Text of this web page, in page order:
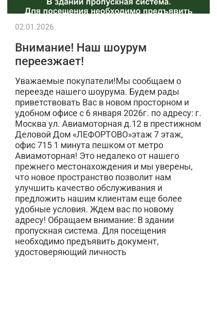
Внимание! Наш шоурум
переезжает!
Уважаемые покупатели!Мы сообщаем о
переезде нашего шоурума. Будем рады
приветствовать Вас в новом просторном и
удобном офисе с 6 января 2026г. по адресу: г.
Москва ул. Авиамоторная д.12 в престижном
Деловой Дом «ЛЕФОРТОВО»этаж 7 этаж,
офис 715 1 минута пешком от метро
Авиамоторная! Это недалеко от нашего
прежнего местонахождения и мы уверены,
что новое пространство позволит нам
улучшить качество обслуживания и
предложить нашим клиентам еще более
удобные условия. Ждем вас по новому
адресу! Обращаем внимание: В здании
пропускная система. Для посещения
необходимо предъявить документ,
удостоверяющий личность
02.01.2026